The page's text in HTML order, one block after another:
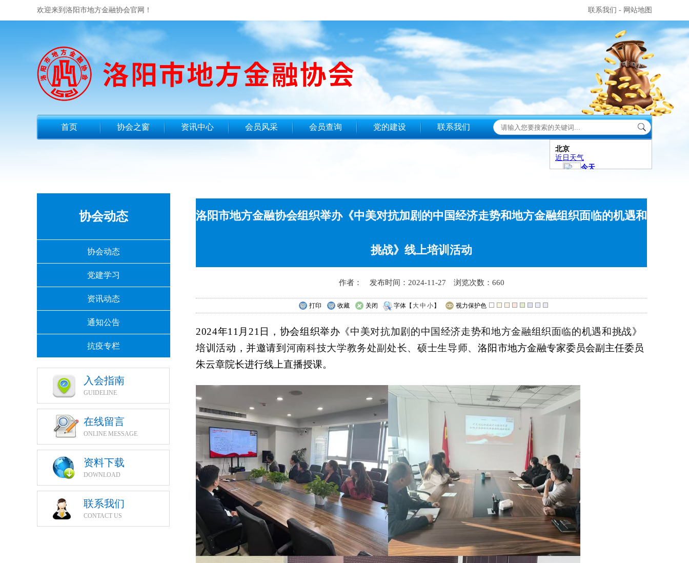
欢迎来到洛阳市地方金融协会官网！ 联系我们 - 网站地图
首页 协会之窗 资讯中心 会员风采 会员查询 党的建设 联系我们
协会动态
协会动态
党建学习
资讯动态
通知公告
抗疫专栏
入会指南
GUIDELINE
在线留言
ONLINE MESSAGE
资料下载
DOWNLOAD
联系我们
CONTACT US
洛阳市地方金融协会组织举办《中美对抗加剧的中国经济走势和地方金融组织面临的机遇和
挑战》线上培训活动
作者： 发布时间：2024-11-27 浏览次数：660
打印 收藏 关闭 字体【 大中 小 】 视力保护色
2024年11月21日， 协会组织举办 《中美对抗加剧的中国经济走势和地方金融组织面临的机遇和挑战》
培训活动，并邀请到 河南科技大学教务处副处长、 硕士生导师、 洛阳市地方金融专家委员会副主任委员
朱云章院长进行线上直播授课。